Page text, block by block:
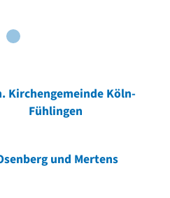
Kirchengemeinde Köln-
Fühlingen
und Mertens